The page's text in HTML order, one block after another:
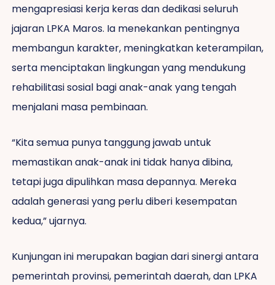
mengapresiasi kerja keras dan dedikasi seluruh
jajaran LPKA Maros. Ia menekankan pentingnya
membangun karakter, meningkatkan keterampilan,
serta menciptakan lingkungan yang mendukung
rehabilitasi sosial bagi anak-anak yang tengah
menjalani masa pembinaan.
“Kita semua punya tanggung jawab untuk
memastikan anak-anak ini tidak hanya dibina,
tetapi juga dipulihkan masa depannya. Mereka
adalah generasi yang perlu diberi kesempatan
kedua,” ujarnya.
Kunjungan ini merupakan bagian dari sinergi antara
pemerintah provinsi, pemerintah daerah, dan LPKA